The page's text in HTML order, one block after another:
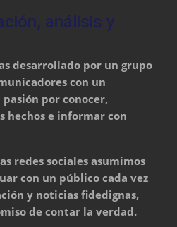
análisis y
desarrollado por un grupo
con un
por conocer,
hechos e informar con
redes sociales asumimos
con un público cada vez
y noticias fidedignas,
de contar la verdad.